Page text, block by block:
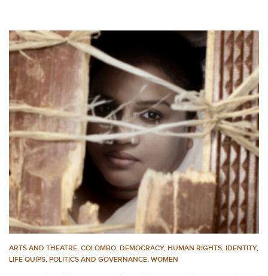
ARTS AND THEATRE, COLOMBO, DEMOCRACY, HUMAN RIGHTS, IDENTITY,
LIFE QUIPS, POLITICS AND GOVERNANCE, WOMEN